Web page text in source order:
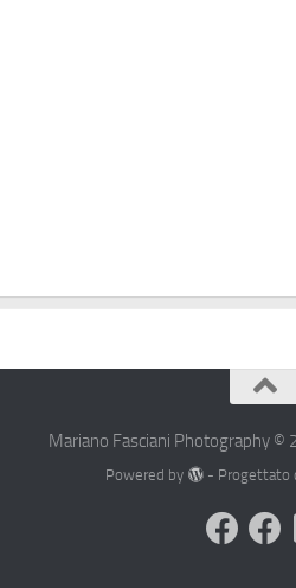
Mariano Fasciani Photography ©
Powered by - Progettato